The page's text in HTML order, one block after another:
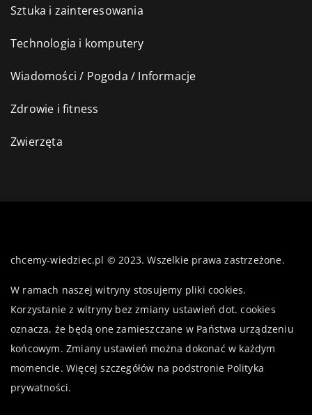
Sztuka i zainteresowania
Technologia i komputery
Wiadomości / Pogoda / Informacje
Zdrowie i fitness
Zwierzęta
chcemy-wiedziec.pl © 2023. Wszelkie prawa zastrzeżone.
W ramach naszej witryny stosujemy pliki cookies.
Korzystanie z witryny bez zmiany ustawień dot. cookies
oznacza, że będą one zamieszczane w Państwa urządzeniu
końcowym. Zmiany ustawień można dokonać w każdym
momencie. Więcej szczegółów na podstronie Polityka
prywatności.